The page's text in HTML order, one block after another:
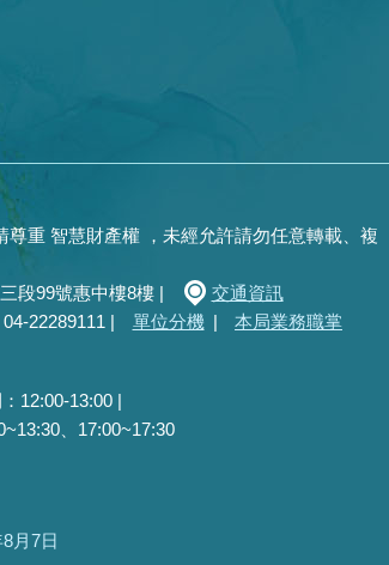
重 智慧財產權 ，未經允許請勿任意轉載、複
段99號惠中樓8樓 |
交通資訊
22289111 |
單位分機 |
本局業務職掌
12:00-13:00 |
、17:00~17:30
月7日